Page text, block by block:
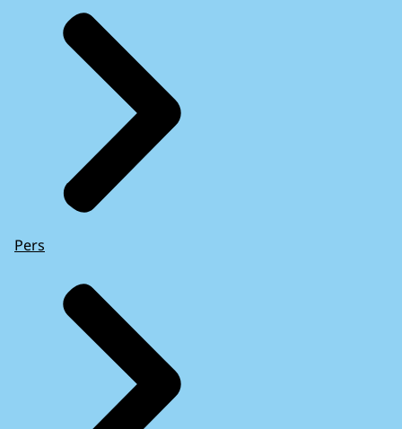
Pers